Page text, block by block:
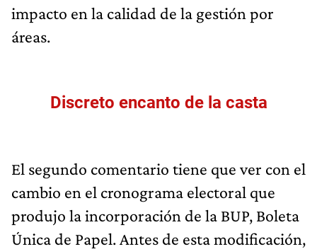
impacto en la calidad de la gestión por
áreas.
Discreto encanto de la casta
El segundo comentario tiene que ver con el
cambio en el cronograma electoral que
produjo la incorporación de la BUP, Boleta
Única de Papel. Antes de esta modificación,